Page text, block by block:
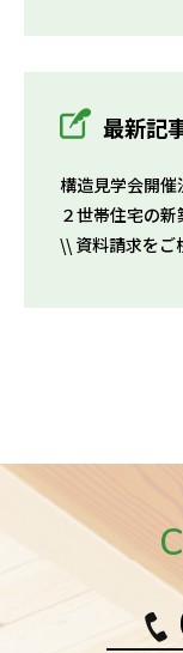
最新記
構造見学会開催
２世帯住宅の
\\ 資料請求をご